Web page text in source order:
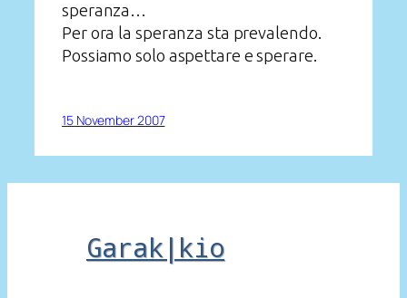
speranza…
Per ora la speranza sta prevalendo.
Possiamo solo aspettare e sperare.
15 November 2007
Garak|kio